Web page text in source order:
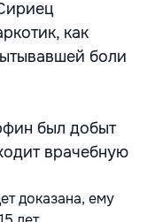
как
боли
был добыт
врачебную
доказана, ему